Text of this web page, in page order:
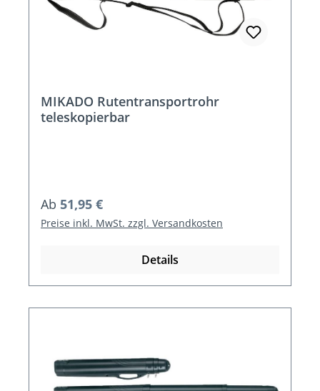
MIKADO Rutentransportrohr
teleskopierbar
Regulärer Preis:
Ab 51,95 €
Preise inkl. MwSt. zzgl. Versandkosten
Details